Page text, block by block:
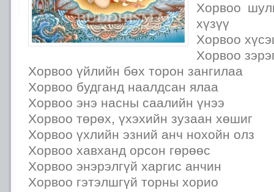
Хорвоо
хүзүү
Хорвоо
Хорвоо
Хорвоо үйлийн бөх торон зангилаа
Хорвоо будганд наалдсан ялаа
Хорвоо энэ насны саалийн үнээ
Хорвоо төрөх, үхэхийн зузаан хөшиг
Хорвоо үхлийн эзний анч нохойн олз
Хорвоо хавханд орсон гөрөөс
Хорвоо энэрэлгүй харгис анчин
Хорвоо гэтэлшгүй торны хорио